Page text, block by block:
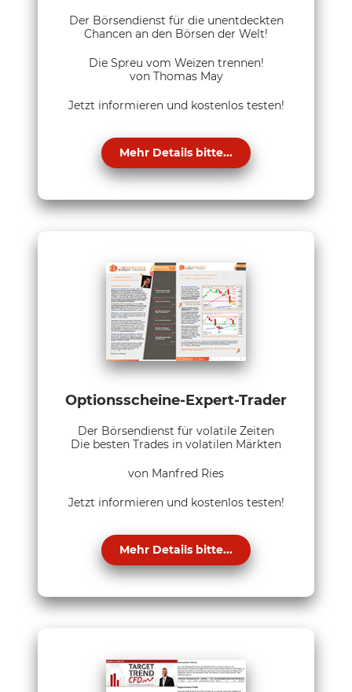
Der Börsendienst für die unentdeckten
Chancen an den Börsen der Welt!
Die Spreu vom Weizen trennen!
von Thomas May
Jetzt informieren und kostenlos testen!
Mehr Details bitte...
Optionsscheine-Expert-Trader
Der Börsendienst für volatile Zeiten
Die besten Trades in volatilen Märkten
von Manfred Ries
Jetzt informieren und kostenlos testen!
Mehr Details bitte...